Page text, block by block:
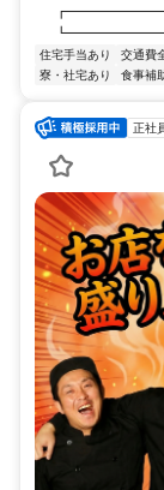
住宅手当あり 交通費
寮・社宅あり
食事補
正社